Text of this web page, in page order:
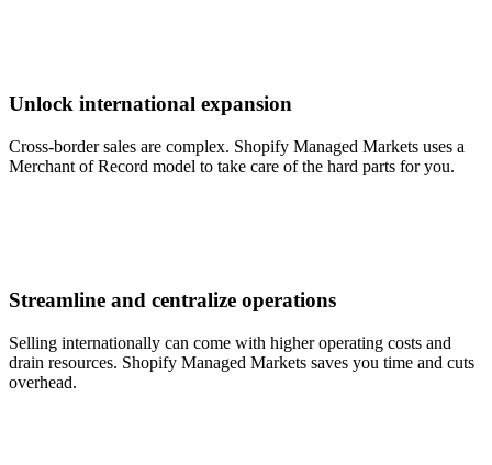
Unlock international expansion
Cross-border sales are complex. Shopify Managed Markets uses a
Merchant of Record model to take care of the hard parts for you.
Streamline and centralize operations
Selling internationally can come with higher operating costs and
drain resources. Shopify Managed Markets saves you time and cuts
overhead.